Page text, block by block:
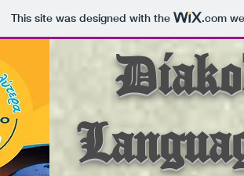
This site was designed with the .com